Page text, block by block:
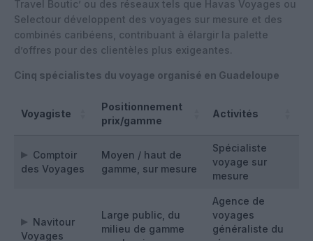
Travel Boutic’ ou des réseaux tels que Havas Voyages ou
Selectour développent des voyages sur mesure et des
combinés caribéens, contribuant à élargir la palette
d’offres pour des clientèles plus exigeantes.
Cinq spécialistes du voyage organisé en Guadeloupe
Voyagiste
Positionnement
prix/gamme
Activités
Comptoir
des Voyages
Moyen / haut de
gamme, sur mesure
Spécialiste
voyage sur
mesure
Navitour
Voyages
Large public, du
milieu de gamme
Agence de
voyages
généraliste du